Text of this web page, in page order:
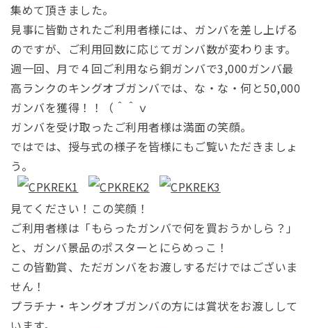
集めて頂きました。
見事に皆勤されたご利用者様には、ガンバを差し上げる
のですが、ご利用回数に応じてガンバ数が変わります。
週一回、月で４回ご利用なら銅ガンバで3,000ガンバ最
高ランクのキングオブガンバでは、な・な・何と50,000
ガンバを獲得！！（＾＾ｖ
ガンバを受け取ったご利用者様は満面の笑顔。
ではでは、授与式の様子を皆様にもご覧いただきましょ
う。
見てください！この笑顔！
ご利用者様は「もらったガンバで何を買おうかしら？」
と、ガンバ景品のポスターとにらめっこ！
この皆勤賞、ただガンバをお渡しするだけではございま
せん！
プラチナ・キングオブガンバの方には賞状をお渡しして